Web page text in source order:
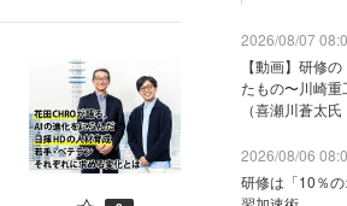
2026/08/07
【動画】研修
たもの〜川崎重
（喜瀬川蒼太
2026/08/06
研修は「10％